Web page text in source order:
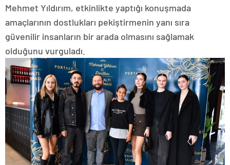
Mehmet Yıldırım, etkinlikte yaptığı konuşmada
amaçlarının dostlukları pekiştirmenin yanı sıra
güvenilir insanların bir arada olmasını sağlamak
olduğunu vurguladı.